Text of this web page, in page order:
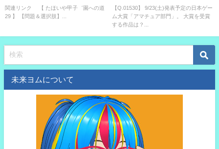
子゛園への道29」。 第1回戦の
結果は？
関連リンク 【 たほいや甲子゛園への道
29 】 【問題＆選択肢】...
門」。 大賞を受賞する作品は？
【Q.01530】 9/23(土)発表予定の日本ゲー
ム大賞「アマチュア部門」。 大賞を受賞
する作品は？...
未来ヨムについて